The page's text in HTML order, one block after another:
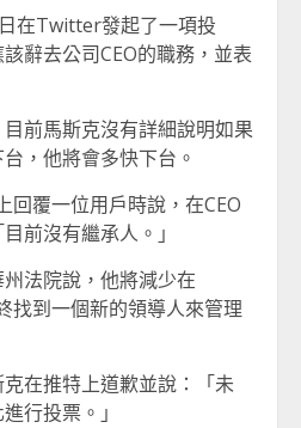
在Twitter發起了一項投
辭去公司CEO的職務，並表
前馬斯克沒有詳細說明如果
，他將會多快下台。
覆一位用戶時說，在CEO
前沒有繼承人。」
法院說，他將減少在
到一個新的領導人來管理
在推特上道歉並說：「未
行投票。」